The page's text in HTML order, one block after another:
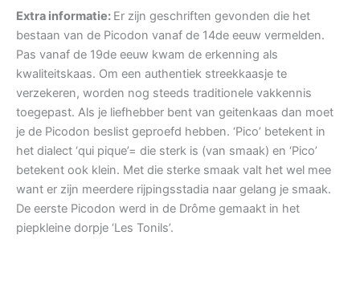
Extra informatie: Er zijn geschriften gevonden die het
bestaan van de Picodon vanaf de 14de eeuw vermelden.
Pas vanaf de 19de eeuw kwam de erkenning als
kwaliteitskaas. Om een authentiek streekkaasje te
verzekeren, worden nog steeds traditionele vakkennis
toegepast. Als je liefhebber bent van geitenkaas dan moet
je de Picodon beslist geproefd hebben. ‘Pico’ betekent in
het dialect ‘qui pique’= die sterk is (van smaak) en ‘Pico’
betekent ook klein. Met die sterke smaak valt het wel mee
want er zijn meerdere rijpingsstadia naar gelang je smaak.
De eerste Picodon werd in de Drôme gemaakt in het
piepkleine dorpje ‘Les Tonils’.